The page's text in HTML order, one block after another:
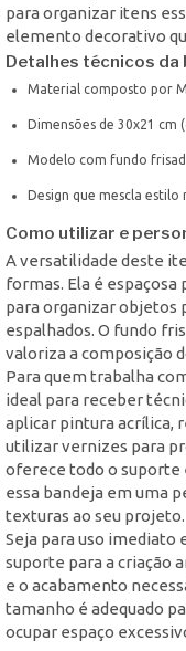
para organizar itens
elemento decorativo
Detalhes técnicos da
Material composto por
Dimensões de 30x21
Modelo com fundo
Design que mescla
Como utilizar e
A versatilidade deste
formas. Ela é
para organizar objetos
espalhados. O fundo
valoriza a composição
Para quem trabalha
ideal para receber
aplicar pintura acrílica,
utilizar vernizes para
oferece todo o suporte
essa bandeja em uma
texturas ao seu projeto.
Seja para uso imediato
suporte para a criação
e o acabamento
tamanho é adequado
ocupar espaço